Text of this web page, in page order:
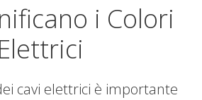
i Colori
cavi elettrici è importante